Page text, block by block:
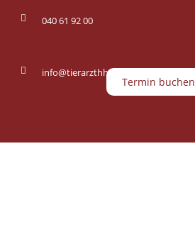
 040 61 92 00
 info@tierarzthh.de
Termin buchen